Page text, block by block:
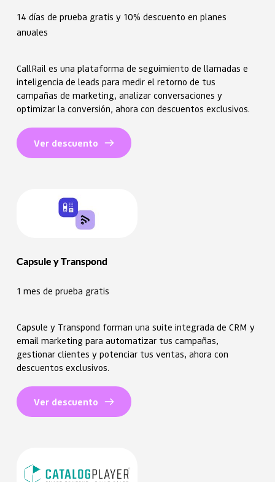
14 días de prueba gratis y 10% descuento en planes
anuales
CallRail es una plataforma de seguimiento de llamadas e
inteligencia de leads para medir el retorno de tus
campañas de marketing, analizar conversaciones y
optimizar la conversión, ahora con descuentos exclusivos.
Ver descuento
Capsule y Transpond
1 mes de prueba gratis
Capsule y Transpond forman una suite integrada de CRM y
email marketing para automatizar tus campañas,
gestionar clientes y potenciar tus ventas, ahora con
descuentos exclusivos.
Ver descuento